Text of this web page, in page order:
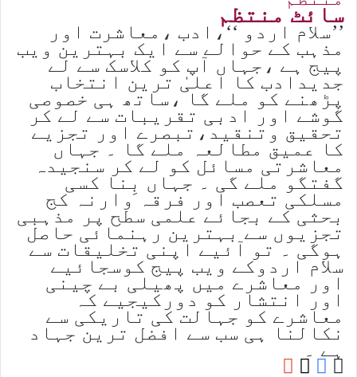
سائٹ منتظم
’’سلام اردو ‘‘،ادب ،معاشرت اور
مذہب کے حوالے سے ایک بہترین ویب
پیج ہے ،جہاں آپ کو کلاسک سے لے
جدیدادب کا اعلیٰ ترین انتخاب
پڑھنے کو ملے گا ،ساتھ ہی خصوصی
گوشے اور ادبی تقریبات سے لے کر
تحقیق وتنقید،تبصرے اور تجزیے
کا عمیق مطالعہ ملے گا ۔ جہاں
معاشرتی مسائل کو لے کر سنجیدہ
گفتگو ملے گی ۔ جہاں بِنا کسی
مسلکی تعصب اور فرقہ وارنہ کج
بحثی کے بجائے علمی سطح پر مذہبی
تجزیوں سے بہترین رہنمائی حاصل
ہوگی ۔ تو آئیے اپنی تخلیقات سے
سلام اردوکے ویب پیج کوسجائیے
اور معاشرے میں پھیلی بے چینی
اور انتشار کو دورکیجیے کہ
معاشرے کو جہالت کی تاریکی سے
نکالنا ہی سب سے افضل ترین جہاد
ہے ۔
Website
Facebook
X